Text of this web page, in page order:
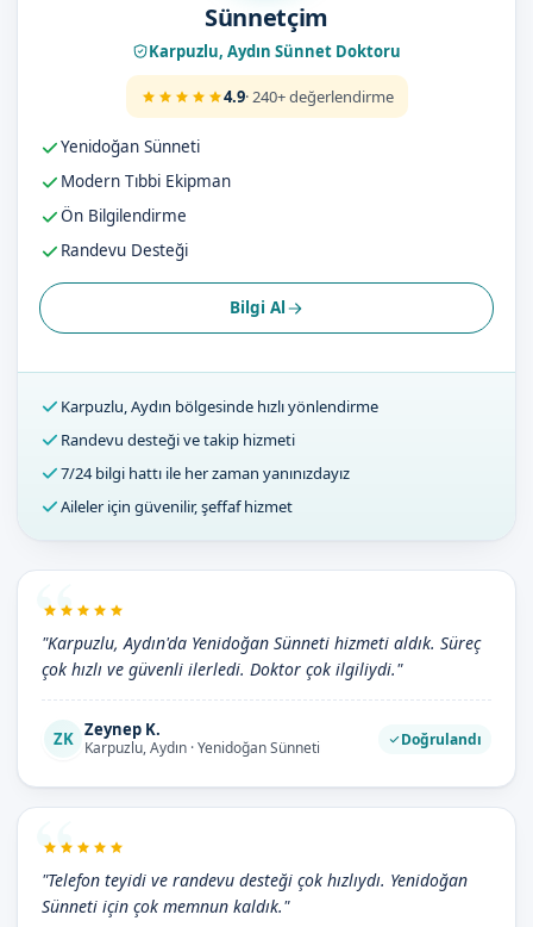
Sünnetçim
Karpuzlu, Aydın Sünnet Doktoru
4.9· 240+ değerlendirme
Yenidoğan Sünneti
Modern Tıbbi Ekipman
Ön Bilgilendirme
Randevu Desteği
Bilgi Al
Karpuzlu, Aydın bölgesinde hızlı yönlendirme
Randevu desteği ve takip hizmeti
7/24 bilgi hattı ile her zaman yanınızdayız
Aileler için güvenilir, şeffaf hizmet
"Karpuzlu, Aydın'da Yenidoğan Sünneti hizmeti aldık. Süreç
çok hızlı ve güvenli ilerledi. Doktor çok ilgiliydi."
ZK Zeynep K.
Karpuzlu, Aydın · Yenidoğan Sünneti Doğrulandı
"Telefon teyidi ve randevu desteği çok hızlıydı. Yenidoğan
Sünneti için çok memnun kaldık."